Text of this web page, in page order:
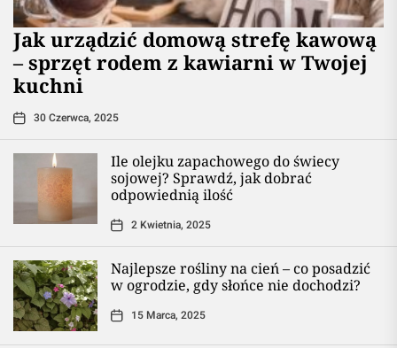
​Jak urządzić domową strefę kawową
– sprzęt rodem z kawiarni w Twojej
kuchni
30 Czerwca, 2025
Ile olejku zapachowego do świecy
sojowej? Sprawdź, jak dobrać
odpowiednią ilość
2 Kwietnia, 2025
Najlepsze rośliny na cień – co posadzić
w ogrodzie, gdy słońce nie dochodzi?
15 Marca, 2025